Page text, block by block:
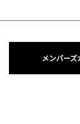
メンバーズ